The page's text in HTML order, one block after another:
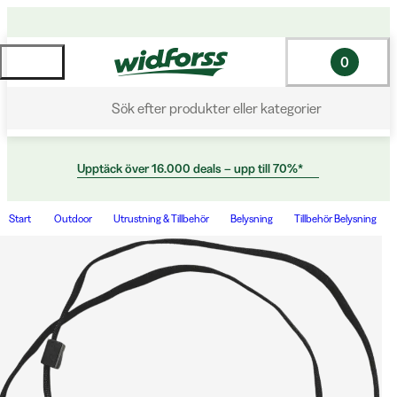
Sök efter produkter eller kategorier
0
Upptäck över 16.000 deals – upp till 70%*
Start Outdoor Utrustning & Tillbehör Belysning Tillbehör Belysning